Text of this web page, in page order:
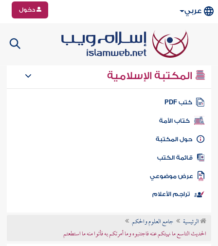
عربي دخول
المكتبة الإسلامية
كتب PDF
كتاب الأمة
المكتبة
الكتب
موضوعي
تراجم الأعلام
الرئيسية
جامع العلوم والحكم
الحديث التاسع ما نهيتكم عنه فاجتنبوه وما أمرتكم به فأتوا منه ما استطعتم